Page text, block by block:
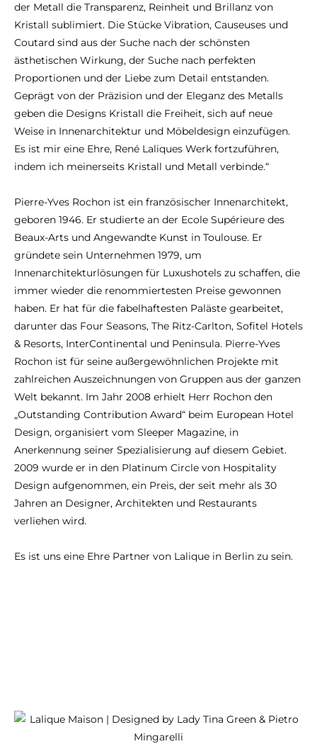
der Metall die Transparenz, Reinheit und Brillanz von
Kristall sublimiert. Die Stücke Vibration, Causeuses und
Coutard sind aus der Suche nach der schönsten
ästhetischen Wirkung, der Suche nach perfekten
Proportionen und der Liebe zum Detail entstanden.
Geprägt von der Präzision und der Eleganz des Metalls
geben die Designs Kristall die Freiheit, sich auf neue
Weise in Innenarchitektur und Möbeldesign einzufügen.
Es ist mir eine Ehre, René Laliques Werk fortzuführen,
indem ich meinerseits Kristall und Metall verbinde.“
Pierre-Yves Rochon ist ein französischer Innenarchitekt,
geboren 1946. Er studierte an der Ecole Supérieure des
Beaux-Arts und Angewandte Kunst in Toulouse. Er
gründete sein Unternehmen 1979, um
Innenarchitekturlösungen für Luxushotels zu schaffen, die
immer wieder die renommiertesten Preise gewonnen
haben. Er hat für die fabelhaftesten Paläste gearbeitet,
darunter das Four Seasons, The Ritz-Carlton, Sofitel Hotels
& Resorts, InterContinental und Peninsula. Pierre-Yves
Rochon ist für seine außergewöhnlichen Projekte mit
zahlreichen Auszeichnungen von Gruppen aus der ganzen
Welt bekannt. Im Jahr 2008 erhielt Herr Rochon den
„Outstanding Contribution Award“ beim European Hotel
Design, organisiert vom Sleeper Magazine, in
Anerkennung seiner Spezialisierung auf diesem Gebiet.
2009 wurde er in den Platinum Circle von Hospitality
Design aufgenommen, ein Preis, der seit mehr als 30
Jahren an Designer, Architekten und Restaurants
verliehen wird.
Es ist uns eine Ehre Partner von Lalique in Berlin zu sein.